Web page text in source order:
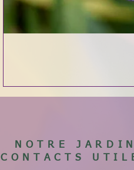
NOTRE JARDIN
CONTACTS